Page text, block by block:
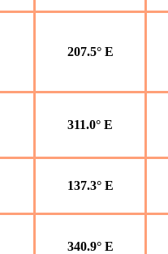
207.5° E
311.0° E
137.3° E
340.9° E